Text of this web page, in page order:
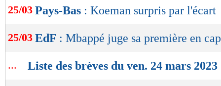
25/03 Pays-Bas : Koeman surpris par l'écart
25/03 EdF : Mbappé juge sa première en
... Liste des brèves du ven. 24 mars 2023